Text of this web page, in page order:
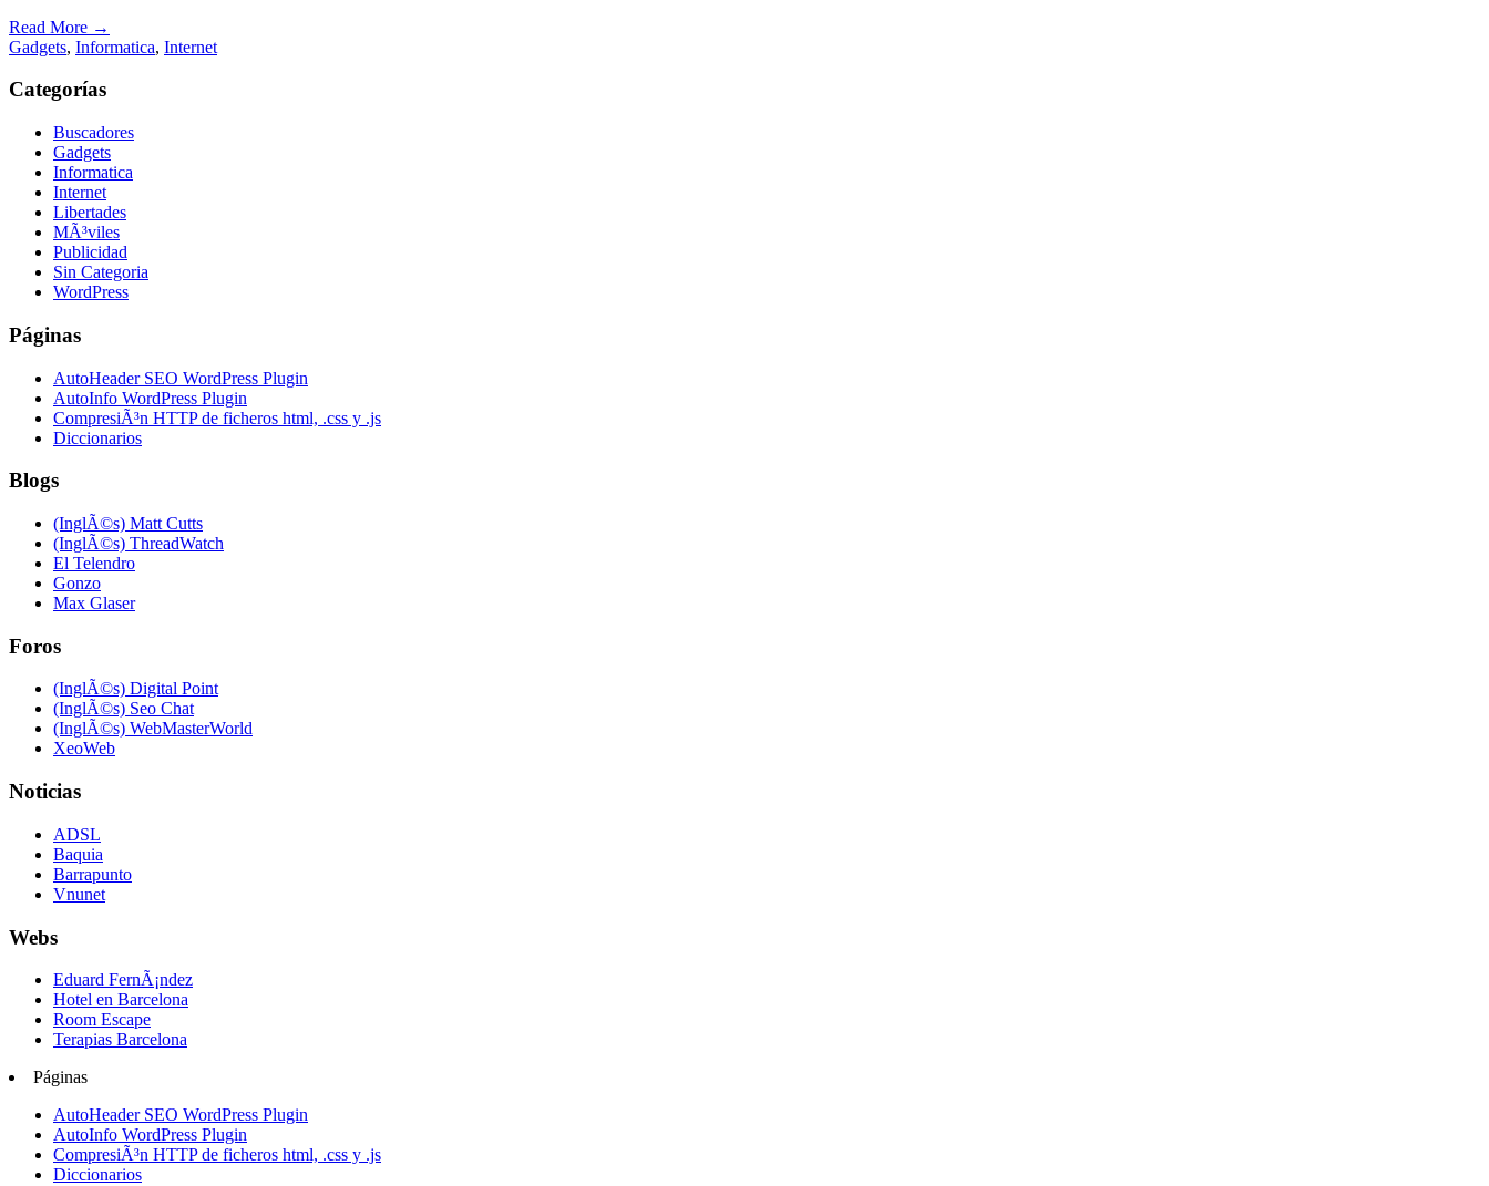
Read More →
Gadgets, Informatica, Internet
Categorías
Buscadores
Gadgets
Informatica
Internet
Libertades
MÃ³viles
Publicidad
Sin Categoria
WordPress
Páginas
AutoHeader SEO WordPress Plugin
AutoInfo WordPress Plugin
CompresiÃ³n HTTP de ficheros html, .css y .js
Diccionarios
Blogs
(InglÃ©s) Matt Cutts
(InglÃ©s) ThreadWatch
El Telendro
Gonzo
Max Glaser
Foros
(InglÃ©s) Digital Point
(InglÃ©s) Seo Chat
(InglÃ©s) WebMasterWorld
XeoWeb
Noticias
ADSL
Baquia
Barrapunto
Vnunet
Webs
Eduard FernÃ¡ndez
Hotel en Barcelona
Room Escape
Terapias Barcelona
Páginas
AutoHeader SEO WordPress Plugin
AutoInfo WordPress Plugin
CompresiÃ³n HTTP de ficheros html, .css y .js
Diccionarios